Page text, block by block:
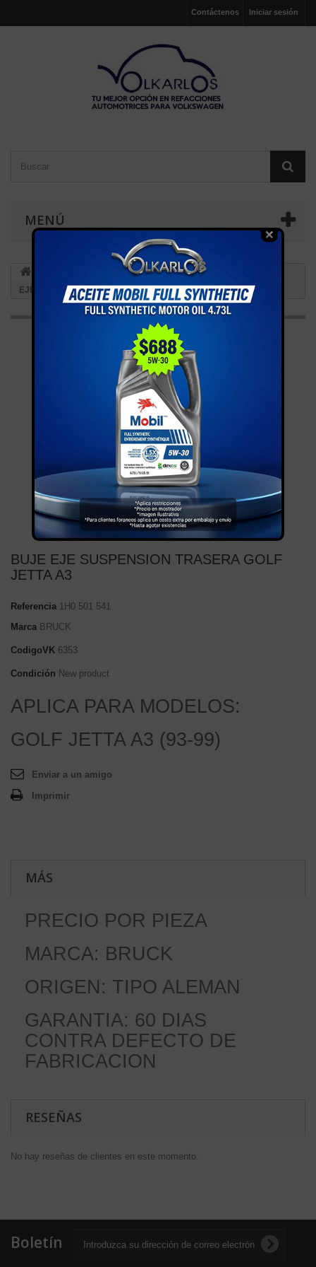
Iniciar sesión
Contáctenos
MENÚ
SOPORTES EJE TRASERO
EJE SUSPENSION TRASERA GOLF JETTA A3
BUJE EJE SUSPENSION TRASERA GOLF
JETTA A3
Referencia 1H0 501 541
Marca BRUCK
CodigoVK 6353
Condición New product
APLICA PARA MODELOS:
GOLF JETTA A3 (93-99)
Enviar a un amigo
Imprimir
MÁS
PRECIO POR PIEZA
MARCA: BRUCK
ORIGEN: TIPO ALEMAN
GARANTIA: 60 DIAS
CONTRA DEFECTO DE
FABRICACION
RESEÑAS
No hay reseñas de clientes en este momento.
Boletín